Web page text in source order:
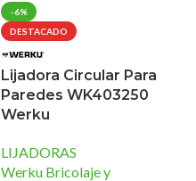
-6%
DESTACADO
Lijadora Circular Para
Paredes WK403250
Werku
LIJADORAS
Werku Bricolaje y